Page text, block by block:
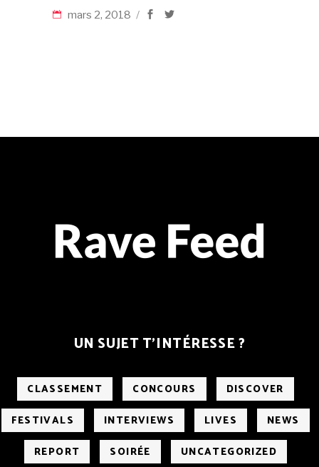
mars 2, 2018
UN SUJET T’INTÉRESSE ?
CLASSEMENT CONCOURS
DISCOVER
FESTIVALS
INTERVIEWS LIVES
NEWS
REPORT
SOIRÉE UNCATEGORIZED